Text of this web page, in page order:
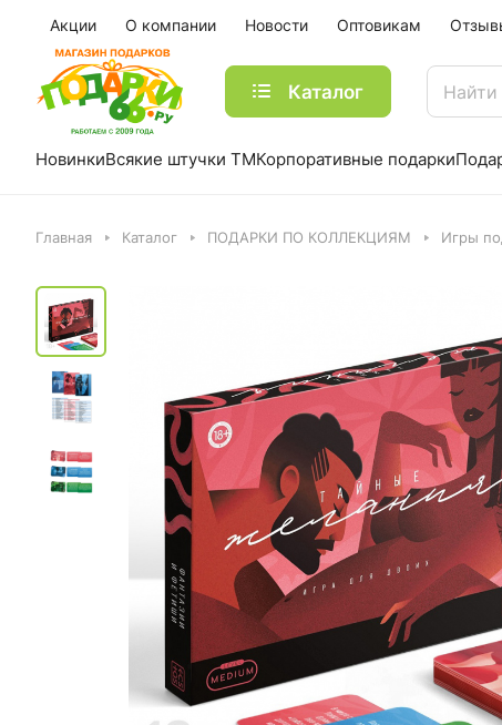
Акции О компании Новости Оптовикам
Каталог
НовинкиВсякие штучки ТМКорпоративные подарки
Главная Каталог ПОДАРКИ ПО КОЛЛЕКЦИЯМ Игры